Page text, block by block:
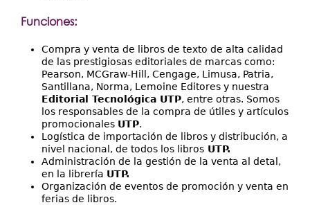
Funciones:
Compra y venta de libros de texto de alta calidad
de las prestigiosas editoriales de marcas como:
Pearson, MCGraw-Hill, Cengage, Limusa, Patria,
Santillana, Norma, Lemoine Editores y nuestra
Editorial Tecnológica UTP, entre otras. Somos
los responsables de la compra de útiles y artículos
promocionales UTP.
Logística de importación de libros y distribución, a
nivel nacional, de todos los libros UTP.
Administración de la gestión de la venta al detal,
en la librería UTP.
Organización de eventos de promoción y venta en
ferias de libros.